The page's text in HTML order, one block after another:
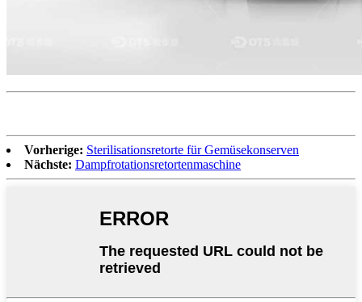
Vorherige: Sterilisationsretorte für Gemüsekonserven
Nächste: Dampfrotationsretortenmaschine